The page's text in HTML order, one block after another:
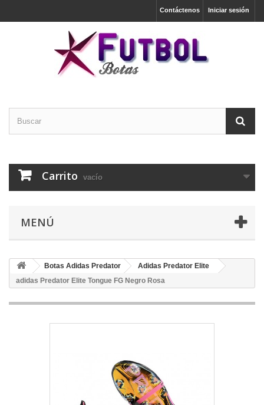
Iniciar sesión
Contáctenos
Carrito vacío
MENÚ
Botas Adidas Predator
Adidas Predator Elite
adidas Predator Elite Tongue FG Negro Rosa